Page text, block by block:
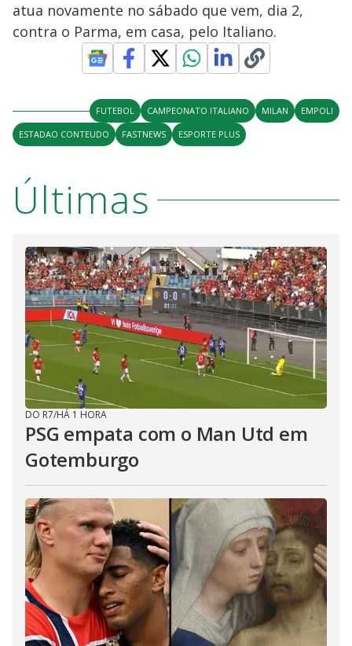
atua novamente no sábado que vem, dia 2,
contra o Parma, em casa, pelo Italiano.
FUTEBOL CAMPEONATO ITALIANO MILAN
EMPOLI
ESTADAO CONTEUDO
FASTNEWS ESPORTE PLUS
Últimas
DO R7/HÁ 1 HORA
PSG empata com o Man Utd em
Gotemburgo